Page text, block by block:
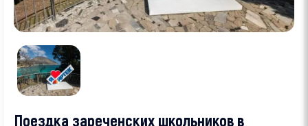
Поездка зареченских школьников в